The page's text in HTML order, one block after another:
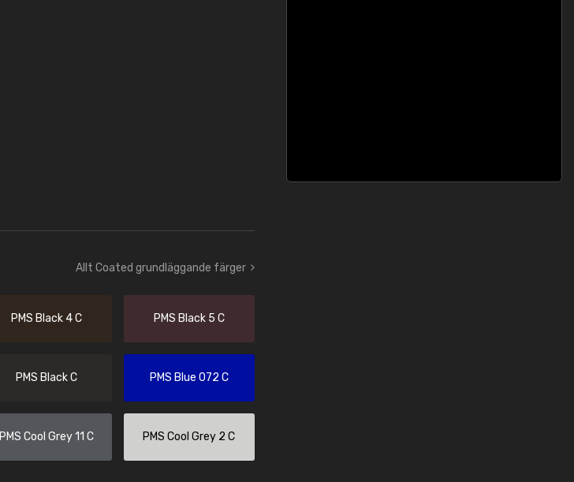
Allt Coated grundläggande färger
PMS Black 4 C PMS Black 5 C
PMS Black C PMS Blue 072 C
PMS Cool Grey 11 C PMS Cool Grey 2 C